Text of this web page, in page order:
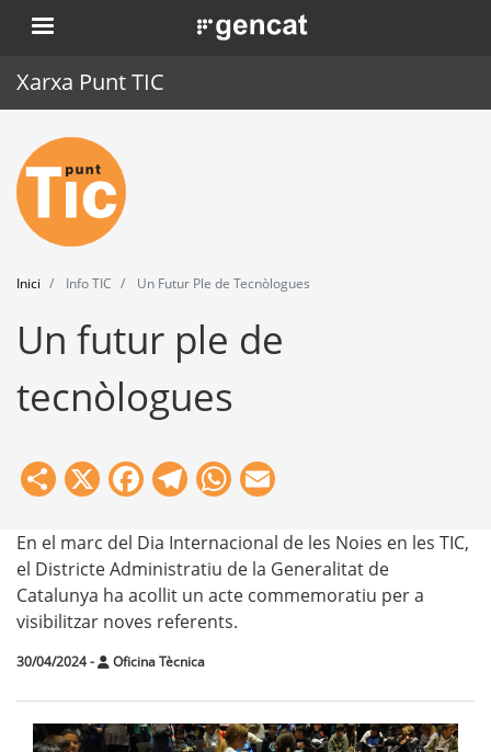
Vés
al
. Obre en una nova finestra.
Xarxa Punt TIC
Inici
Punt TIC
Actualitat
Agenda
Formació
Eines
Inici Info TIC Un Futur Ple de Tecnòlogues
Un futur ple de
tecnòlogues
Share
X Facebook
Telegram
WhatsApp
En el marc del Dia Internacional de les Noies en les TIC,
el Districte Administratiu de la Generalitat de
Catalunya ha acollit un acte commemoratiu per a
visibilitzar noves referents.
30/04/2024- Oficina Tècnica